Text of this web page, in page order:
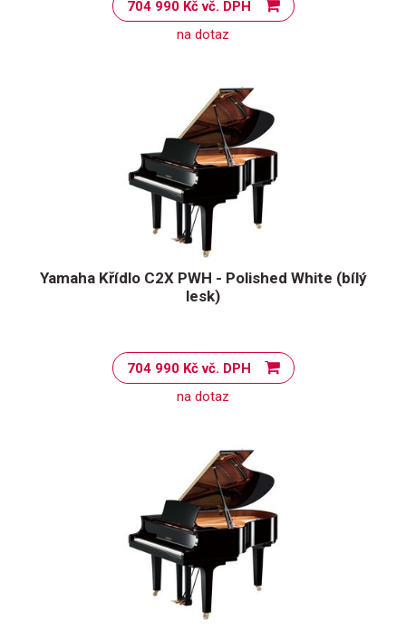
704 990 Kč vč. DPH
na dotaz
Yamaha Křídlo C2X PWH - Polished White (bílý
lesk)
704 990 Kč vč. DPH
na dotaz